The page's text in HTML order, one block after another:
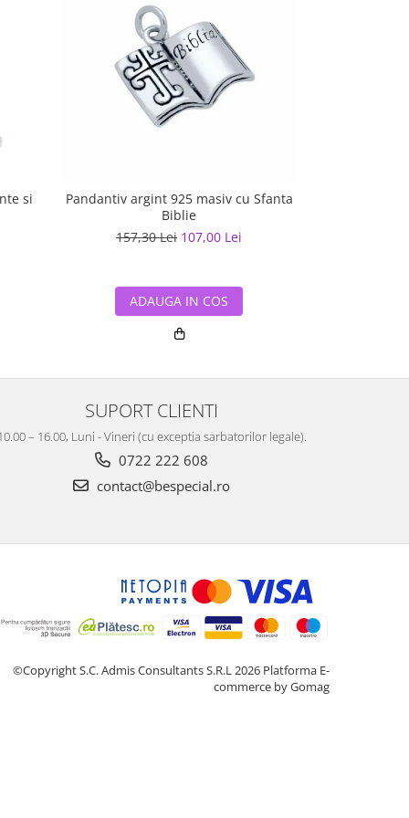
si
Pandantiv argint 925 masiv cu Sfanta
Biblie
157,30 Lei 107,00 Lei
ADAUGA IN COS
SUPORT CLIENTI
– 16.00, Luni - Vineri (cu exceptia sarbatorilor legale).
0722 222 608
contact@bespecial.ro
©Copyright S.C. Admis Consultants S.R.L 2026 Platforma E-
commerce by Gomag